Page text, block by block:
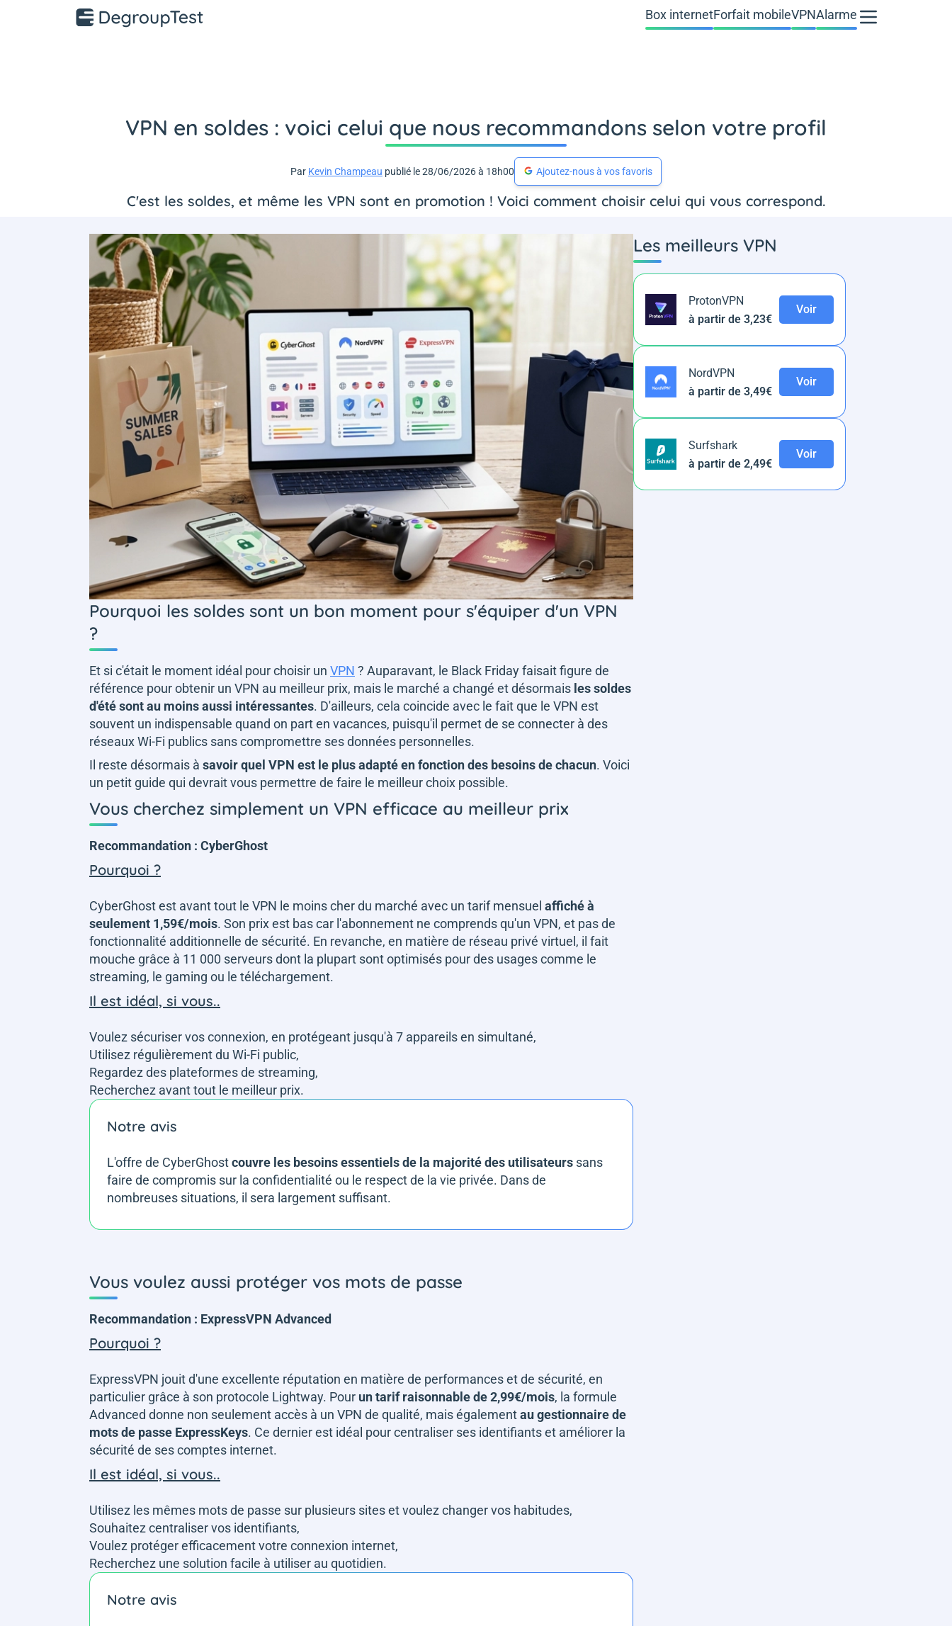
Box internetForfait mobileVPNAlarme
VPN en soldes : voici celui que nous recommandons selon votre profil
Par Kevin Champeau publié le 28/06/2026 à 18h00 Ajoutez-nous à vos favoris
C'est les soldes, et même les VPN sont en promotion ! Voici comment choisir celui qui vous correspond.
Pourquoi les soldes sont un bon moment pour s'équiper d'un VPN
?
Et si c'était le moment idéal pour choisir un VPN ? Auparavant, le Black Friday faisait figure de
référence pour obtenir un VPN au meilleur prix, mais le marché a changé et désormais les soldes
d'été sont au moins aussi intéressantes. D'ailleurs, cela coincide avec le fait que le VPN est
souvent un indispensable quand on part en vacances, puisqu'il permet de se connecter à des
réseaux Wi-Fi publics sans compromettre ses données personnelles.
Il reste désormais à savoir quel VPN est le plus adapté en fonction des besoins de chacun. Voici
un petit guide qui devrait vous permettre de faire le meilleur choix possible.
Vous cherchez simplement un VPN efficace au meilleur prix
Recommandation : CyberGhost
Pourquoi ?
CyberGhost est avant tout le VPN le moins cher du marché avec un tarif mensuel affiché à
seulement 1,59€/mois. Son prix est bas car l'abonnement ne comprends qu'un VPN, et pas de
fonctionnalité additionnelle de sécurité. En revanche, en matière de réseau privé virtuel, il fait
mouche grâce à 11 000 serveurs dont la plupart sont optimisés pour des usages comme le
streaming, le gaming ou le téléchargement.
Il est idéal, si vous..
Voulez sécuriser vos connexion, en protégeant jusqu'à 7 appareils en simultané,
Utilisez régulièrement du Wi-Fi public,
Regardez des plateformes de streaming,
Recherchez avant tout le meilleur prix.
Notre avis
L'offre de CyberGhostcouvre les besoins essentiels de la majorité des utilisateurs sans
faire de compromis sur la confidentialité ou le respect de la vie privée. Dans de
nombreuses situations, il sera largement suffisant.
Vous voulez aussi protéger vos mots de passe
Recommandation : ExpressVPN Advanced
Pourquoi ?
ExpressVPN jouit d'une excellente réputation en matière de performances et de sécurité, en
particulier grâce à son protocole Lightway. Pour un tarif raisonnable de 2,99€/mois, la formule
Advanced donne non seulement accès à un VPN de qualité, mais égalementau gestionnaire de
mots de passe ExpressKeys. Ce dernier est idéal pour centraliser ses identifiants et améliorer la
sécurité de ses comptes internet.
Il est idéal, si vous..
Utilisez les mêmes mots de passe sur plusieurs sites et voulez changer vos habitudes,
Souhaitez centraliser vos identifiants,
Voulez protéger efficacement votre connexion internet,
Recherchez une solution facile à utiliser au quotidien.
Notre avis
Les meilleurs VPN
ProtonVPN
à partir de 3,23€
Voir
NordVPN
à partir de 3,49€
Voir
Surfshark
à partir de 2,49€
Voir